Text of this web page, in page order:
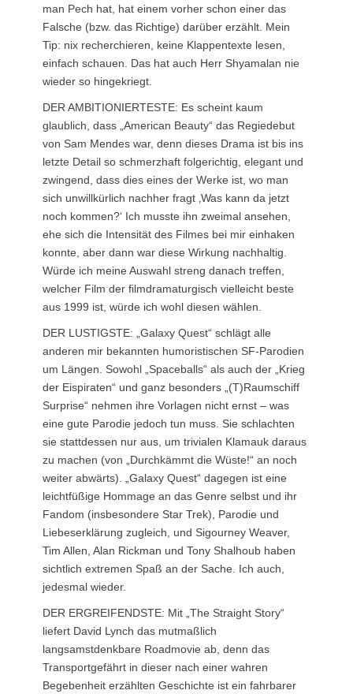
man Pech hat, hat einem vorher schon einer das
Falsche (bzw. das Richtige) darüber erzählt. Mein
Tip: nix recherchieren, keine Klappentexte lesen,
einfach schauen. Das hat auch Herr Shyamalan nie
wieder so hingekriegt.
DER AMBITIONIERTESTE: Es scheint kaum
glaublich, dass „American Beauty“ das Regiedebut
von Sam Mendes war, denn dieses Drama ist bis ins
letzte Detail so schmerzhaft folgerichtig, elegant und
zwingend, dass dies eines der Werke ist, wo man
sich unwillkürlich nachher fragt ‚Was kann da jetzt
noch kommen?‘ Ich musste ihn zweimal ansehen,
ehe sich die Intensität des Filmes bei mir einhaken
konnte, aber dann war diese Wirkung nachhaltig.
Würde ich meine Auswahl streng danach treffen,
welcher Film der filmdramaturgisch vielleicht beste
aus 1999 ist, würde ich wohl diesen wählen.
DER LUSTIGSTE: „Galaxy Quest“ schlägt alle
anderen mir bekannten humoristischen SF-Parodien
um Längen. Sowohl „Spaceballs“ als auch der „Krieg
der Eispiraten“ und ganz besonders „(T)Raumschiff
Surprise“ nehmen ihre Vorlagen nicht ernst – was
eine gute Parodie jedoch tun muss. Sie schlachten
sie stattdessen nur aus, um trivialen Klamauk daraus
zu machen (von „Durchkämmt die Wüste!“ an noch
weiter abwärts). „Galaxy Quest“ dagegen ist eine
leichtfüßige Hommage an das Genre selbst und ihr
Fandom (insbesondere Star Trek), Parodie und
Liebeserklärung zugleich, und Sigourney Weaver,
Tim Allen, Alan Rickman und Tony Shalhoub haben
sichtlich extremen Spaß an der Sache. Ich auch,
jedesmal wieder.
DER ERGREIFENDSTE: Mit „The Straight Story“
liefert David Lynch das mutmaßlich
langsamstdenkbare Roadmovie ab, denn das
Transportgefährt in dieser nach einer wahren
Begebenheit erzählten Geschichte ist ein fahrbarer